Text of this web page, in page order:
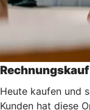
Heute kaufen und
Kunden hat diese